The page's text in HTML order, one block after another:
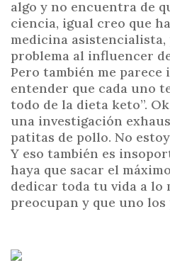
algo y no encuentra de
ciencia, igual creo que
medicina asistencialista,
problema al influencer
Pero también me
entender que cada uno
todo de la dieta keto”.
una investigación
patitas de pollo. No
Y eso también es
haya que sacar el
dedicar toda tu vida a lo
preocupan y que uno